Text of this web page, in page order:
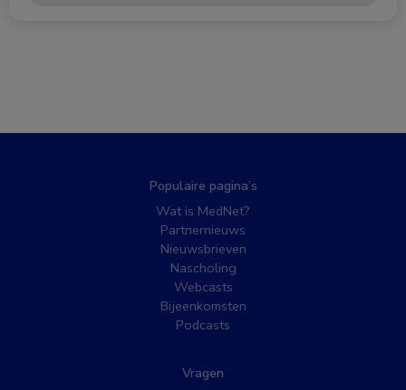
Populaire pagina’s
Wat is MedNet?
Partnernieuws
Nieuwsbrieven
Nascholing
Webcasts
Bijeenkomsten
Podcasts
Vragen